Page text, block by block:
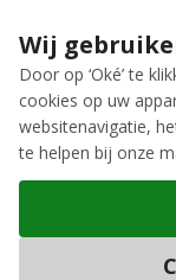
Wij
Door op ‘Oké’ te
cookies op uw
websitenavigatie,
te helpen bij onze
9-speed